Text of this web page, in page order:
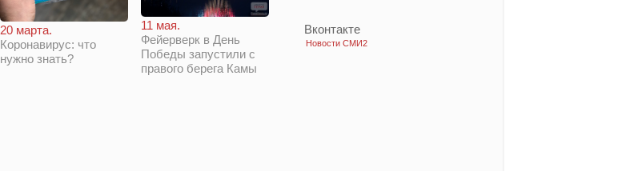
20 марта.
Коронавирус: что
нужно знать?
11 мая.
Фейерверк в День
Победы запустили с
правого берега Камы
Вконтакте
Новости СМИ2